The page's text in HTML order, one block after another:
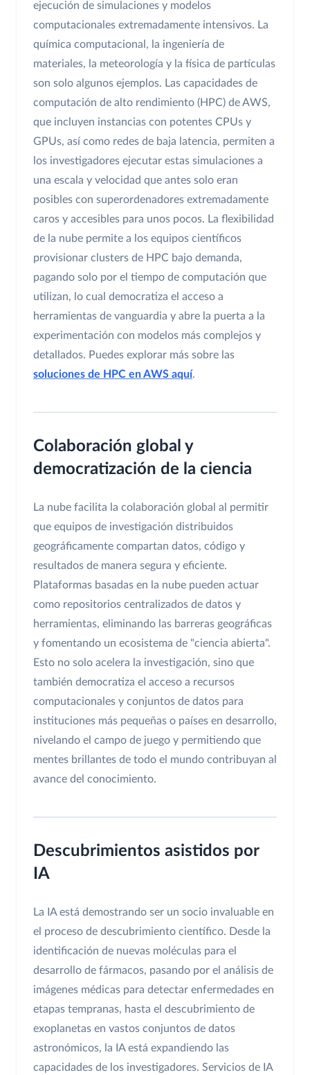
ejecución de simulaciones y modelos
computacionales extremadamente intensivos. La
química computacional, la ingeniería de
materiales, la meteorología y la física de partículas
son solo algunos ejemplos. Las capacidades de
computación de alto rendimiento (HPC) de AWS,
que incluyen instancias con potentes CPUs y
GPUs, así como redes de baja latencia, permiten a
los investigadores ejecutar estas simulaciones a
una escala y velocidad que antes solo eran
posibles con superordenadores extremadamente
caros y accesibles para unos pocos. La flexibilidad
de la nube permite a los equipos científicos
provisionar clusters de HPC bajo demanda,
pagando solo por el tiempo de computación que
utilizan, lo cual democratiza el acceso a
herramientas de vanguardia y abre la puerta a la
experimentación con modelos más complejos y
detallados. Puedes explorar más sobre las
soluciones de HPC en AWS aquí.
Colaboración global y
democratización de la ciencia
La nube facilita la colaboración global al permitir
que equipos de investigación distribuidos
geográficamente compartan datos, código y
resultados de manera segura y eficiente.
Plataformas basadas en la nube pueden actuar
como repositorios centralizados de datos y
herramientas, eliminando las barreras geográficas
y fomentando un ecosistema de "ciencia abierta".
Esto no solo acelera la investigación, sino que
también democratiza el acceso a recursos
computacionales y conjuntos de datos para
instituciones más pequeñas o países en desarrollo,
nivelando el campo de juego y permitiendo que
mentes brillantes de todo el mundo contribuyan al
avance del conocimiento.
Descubrimientos asistidos por
IA
La IA está demostrando ser un socio invaluable en
el proceso de descubrimiento científico. Desde la
identificación de nuevas moléculas para el
desarrollo de fármacos, pasando por el análisis de
imágenes médicas para detectar enfermedades en
etapas tempranas, hasta el descubrimiento de
exoplanetas en vastos conjuntos de datos
astronómicos, la IA está expandiendo las
capacidades de los investigadores. Servicios de IA